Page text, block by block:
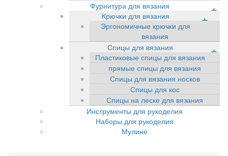
Фурнитура для вязания
+
Крючки для вязания +
Эргономичные крючки для
вязания
Спицы для вязания
+
Пластиковые спицы для вязания
прямые спицы для вязания
Спицы для вязания носков
Спицы для кос
Спицы на леске для вязания
Инструменты для рукоделия
Наборы для рукоделия
Мулине